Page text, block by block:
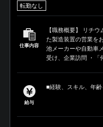
転勤なし
仕事内容
【職務概要】 リチ
た製造装置の営業を
池メーカーや自動車
受け、企業訪問 ・「
給与
■経験、スキル、年